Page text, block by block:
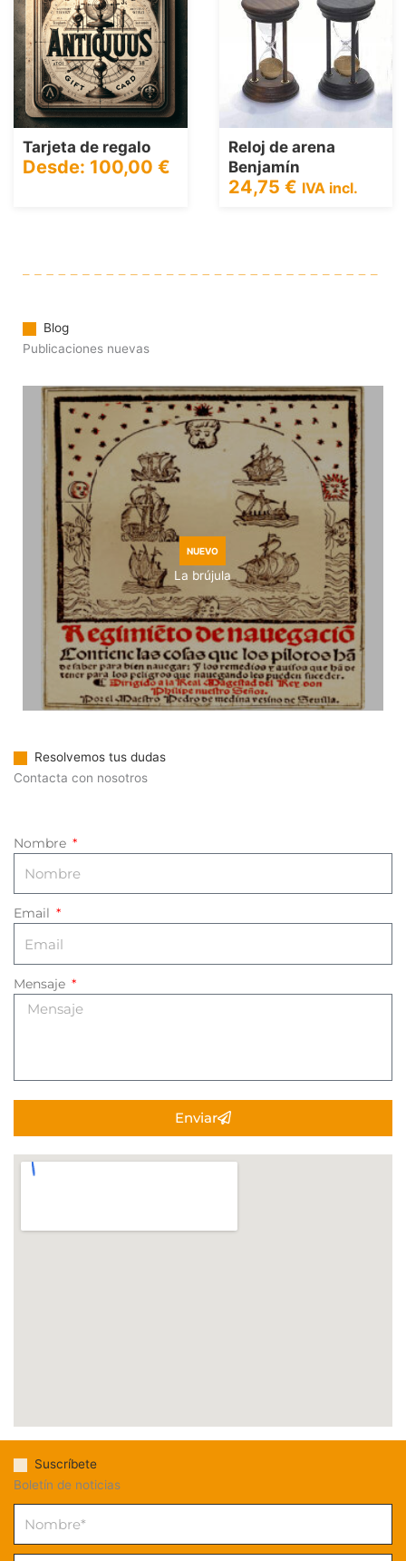
Reloj de arena
Benjamín
Brújula Epstein
28,71€
Blog
Publicaciones nuevas
NUEVO
Anamorfosis
Resolvemos tus dudas
Contacta con nosotros
Nombre
Email
Mensaje
Enviar
Suscríbete
Boletín de noticias